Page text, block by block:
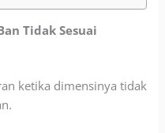
Tidak Sesuai
ketika dimensinya tidak